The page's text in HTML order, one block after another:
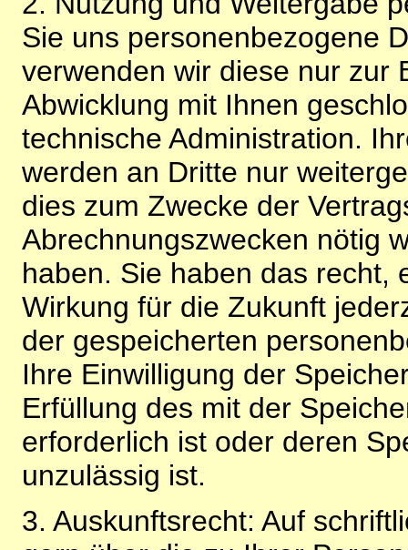
Sie uns personenbezogene
verwenden wir diese nur zur
Abwicklung mit Ihnen
technische Administration.
werden an Dritte nur
dies zum Zwecke der
Abrechnungszwecken nötig
haben. Sie haben das recht,
Wirkung für die Zukunft
der gespeicherten
Ihre Einwilligung der
Erfüllung des mit der
erforderlich ist oder deren
unzulässig ist.
3. Auskunftsrecht: Auf